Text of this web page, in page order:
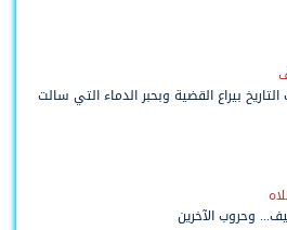
بيراع القضية وبحبر الدماء التي سالت
وحروب الآخرين